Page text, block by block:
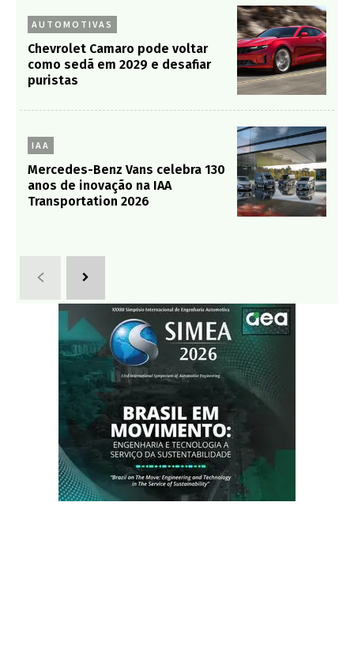
AUTOMOTIVAS
Chevrolet Camaro pode voltar
como sedã em 2029 e desafiar
puristas
IAA
Mercedes-Benz Vans celebra 130
anos de inovação na IAA
Transportation 2026